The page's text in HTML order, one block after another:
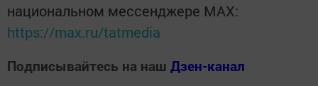
национальном мессенджере MАХ:
https://max.ru/tatmedia
Подписывайтесь на наш Дзен-канал